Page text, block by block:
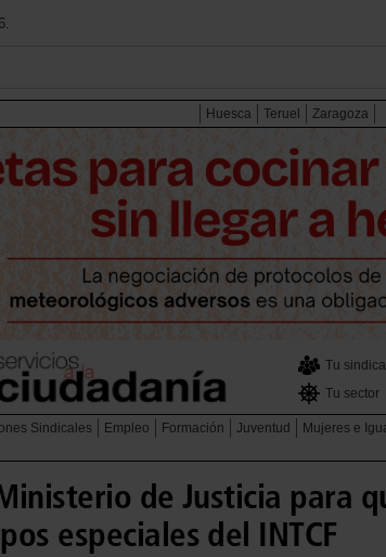
Huesca Teruel Zaragoza
Tu
Tu sector
Sindicales Empleo Formación Juventud Mujeres e
de Justicia para
especiales del INTCF